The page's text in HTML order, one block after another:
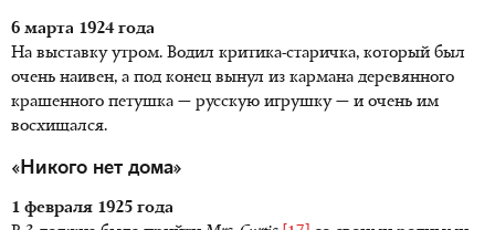
6 марта 1924 года
На выставку утром. Водил критика-старичка, который был
очень наивен, а под конец вынул из кармана деревянного
крашенного петушка — русскую игрушку — и очень им
восхищался.
«Никого нет дома»
1 февраля 1925 года